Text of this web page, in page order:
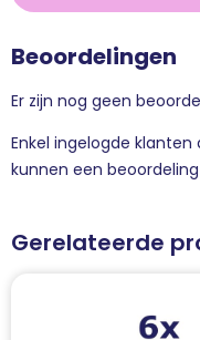
Beoordelingen
Er zijn nog geen
Enkel ingelogde
kunnen een
Gerelateerde